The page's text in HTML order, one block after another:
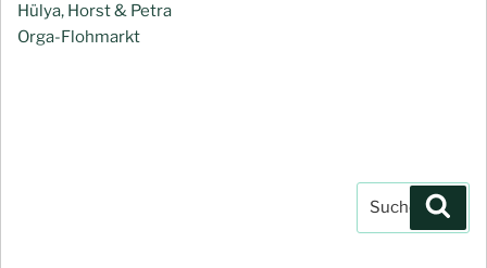
Hülya, Horst & Petra
Orga-Flohmarkt
Suchen
nach: